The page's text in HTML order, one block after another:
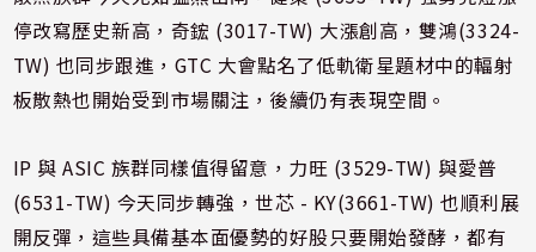
停改寫歷史新高，奇鋐 (3017-TW) 大漲創高，雙鴻(3324-
TW) 也同步跟進，GTC 大會點名了低軌衛星題材中的輻射
板散熱也開始受到市場關注，後續仍有表現空間。
IP 與 ASIC 族群同樣值得留意，力旺 (3529-TW) 與愛普
(6531-TW) 今天同步轉強，世芯 - KY(3661-TW) 也順利展
開反彈，這些具備基本面優勢的好股只要開始發酵，都有